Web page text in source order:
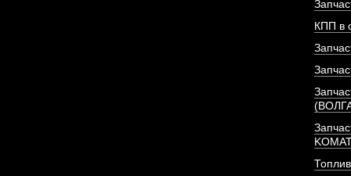
КПП в